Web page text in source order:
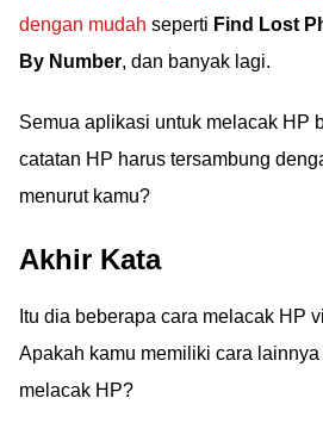
dengan mudah seperti Find Lost
By Number, dan banyak lagi.
Semua aplikasi untuk melacak HP
catatan HP harus tersambung
menurut kamu?
Akhir Kata
Itu dia beberapa cara melacak HP
Apakah kamu memiliki cara
melacak HP?